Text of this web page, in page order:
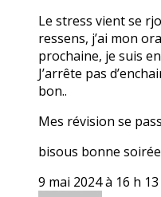
Le stress vient se
ressens, j’ai mon
prochaine, je suis
J’arrête pas
bon..
Mes révision se
bisous bonne soirée
9 mai 2024 à 16 h